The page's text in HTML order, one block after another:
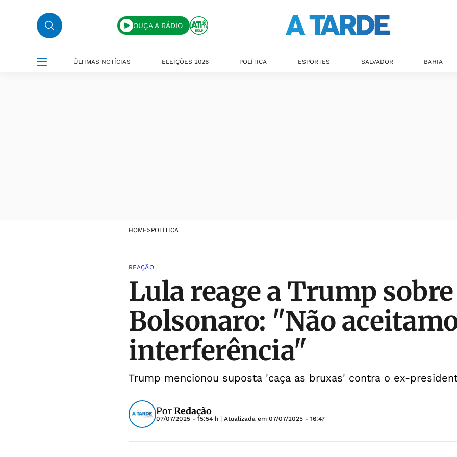
OUÇA A RÁDIO
ÚLTIMAS NOTÍCIAS ELEIÇÕES 2026 POLÍTICA ESPORTES SALVADOR BAHIA
HOME>POLÍTICA
REAÇÃO
Lula reage a Trump sobre
Bolsonaro: "Não
interferência"
Trump mencionou suposta 'caça as bruxas' contra o ex-
PorRedação
07/07/2025 - 15:54 h | Atualizada em 07/07/2025 - 16:47